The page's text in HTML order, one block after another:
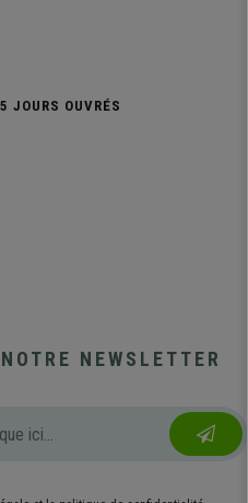
JOURS OUVRÉS
NEWSLETTER